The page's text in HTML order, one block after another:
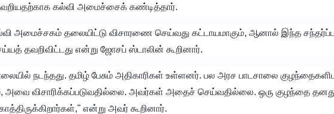
கல்வி அமைச்சைக் கண்டித்தார்.
அமைச்சகம் தலையிட்டு விசாரணை செய்வது கட்டாயமாகும், ஆனால் இந்த
தவறிவிட்டது என்று ஜோசப் ஸ்டாலின் கூறினார்.
நடந்தது. தமிழ் பேசும் அதிகாரிகள் உள்ளனர். பல அரச பாடசாலை
அவை விசாரிக்கப்படுவதில்லை. அவர்கள் அதைச் செய்வதில்லை. ஒரு குழந்தை
என்று அவர் கூறினார்.